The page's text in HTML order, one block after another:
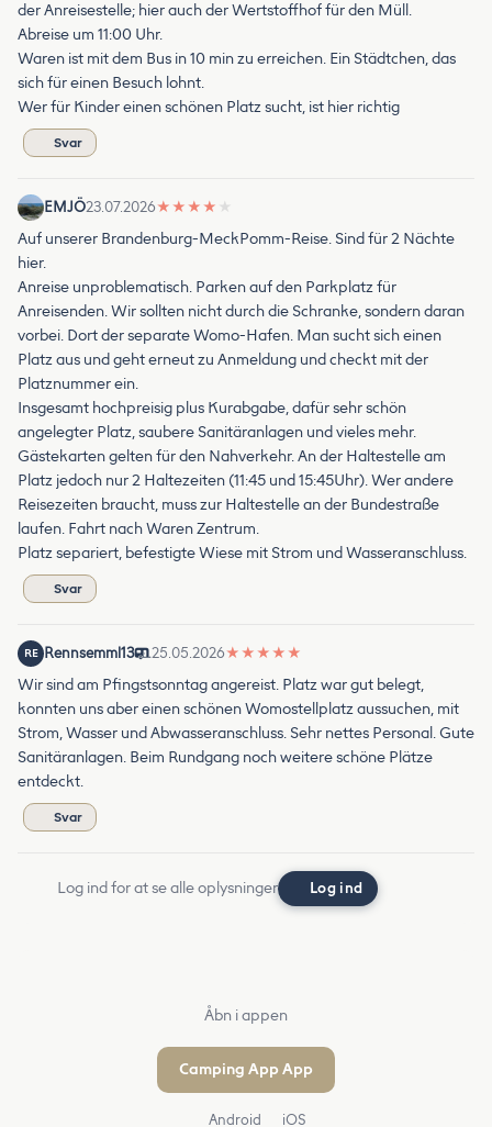
der Anreisestelle; hier auch der Wertstoffhof für den Müll.
Abreise um 11:00 Uhr.
Waren ist mit dem Bus in 10 min zu erreichen. Ein Städtchen, das
sich für einen Besuch lohnt.
Wer für Kinder einen schönen Platz sucht, ist hier richtig
Svar
EMJÖ23.07.2026★ ★ ★ ★ ★
Auf unserer Brandenburg-MeckPomm-Reise. Sind für 2 Nächte
hier.
Anreise unproblematisch. Parken auf den Parkplatz für
Anreisenden. Wir sollten nicht durch die Schranke, sondern daran
vorbei. Dort der separate Womo-Hafen. Man sucht sich einen
Platz aus und geht erneut zu Anmeldung und checkt mit der
Platznummer ein.
Insgesamt hochpreisig plus Kurabgabe, dafür sehr schön
angelegter Platz, saubere Sanitäranlagen und vieles mehr.
Gästekarten gelten für den Nahverkehr. An der Haltestelle am
Platz jedoch nur 2 Haltezeiten (11:45 und 15:45Uhr). Wer andere
Reisezeiten braucht, muss zur Haltestelle an der Bundestraße
laufen. Fahrt nach Waren Zentrum.
Platz separiert, befestigte Wiese mit Strom und Wasseranschluss.
Svar
RE Rennsemml13 25.05.2026★ ★ ★ ★ ★
Wir sind am Pfingstsonntag angereist. Platz war gut belegt,
konnten uns aber einen schönen Womostellplatz aussuchen, mit
Strom, Wasser und Abwasseranschluss. Sehr nettes Personal. Gute
Sanitäranlagen. Beim Rundgang noch weitere schöne Plätze
entdeckt.
Svar
Log ind for at se alle oplysninger Log ind
Åbn i appen
Camping App App
Android iOS